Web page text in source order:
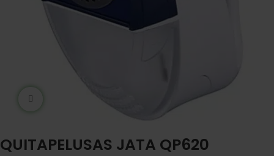
QUITAPELUSAS JATA QP620